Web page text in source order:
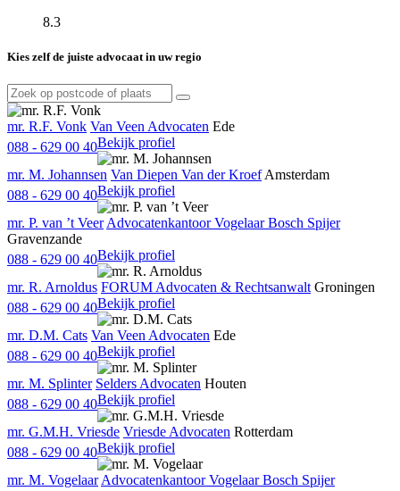
8.3
Kies zelf de juiste advocaat in uw regio
mr. R.F. Vonk Van Veen Advocaten Ede
088 - 629 00 40Bekijk profiel
mr. M. Johannsen Van Diepen Van der Kroef Amsterdam
088 - 629 00 40Bekijk profiel
mr. P. van ’t Veer Advocatenkantoor Vogelaar Bosch Spijer
Gravenzande
088 - 629 00 40Bekijk profiel
mr. R. Arnoldus FORUM Advocaten & Rechtsanwalt Groningen
088 - 629 00 40Bekijk profiel
mr. D.M. Cats Van Veen Advocaten Ede
088 - 629 00 40Bekijk profiel
mr. M. Splinter Selders Advocaten Houten
088 - 629 00 40Bekijk profiel
mr. G.M.H. Vriesde Vriesde Advocaten Rotterdam
088 - 629 00 40Bekijk profiel
mr. M. Vogelaar Advocatenkantoor Vogelaar Bosch Spijer